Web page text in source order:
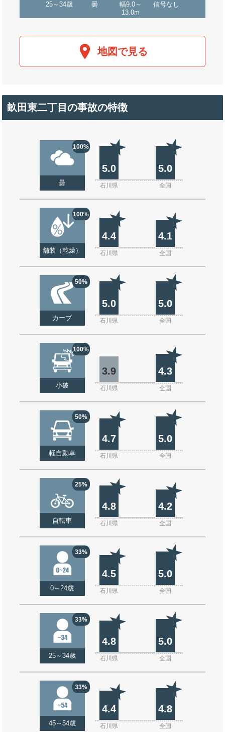
25～34歳 曇
幅9.0～
13.0m
信号なし
地図で見る
畝田東二丁目の事故の特徴
100%
曇
5.0 5.0
石川県 全国
100%
舗装（乾燥）
4.4 4.1
石川県 全国
50%
カーブ
5.0 5.0
石川県 全国
100%
小破
3.9 4.3
石川県 全国
50%
軽自動車
4.7 5.0
石川県 全国
25%
自転車
4.8 4.2
石川県 全国
33%
0～24歳
4.5 5.0
石川県 全国
33%
25～34歳
4.8 5.0
石川県 全国
33%
45～54歳
4.4 4.8
石川県 全国